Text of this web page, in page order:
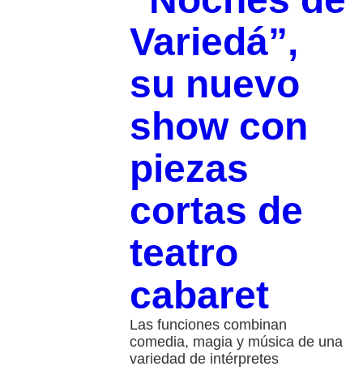
Variedá”,
su nuevo
show con
piezas
cortas de
teatro
cabaret
Las funciones combinan
comedia, magia y música de una
variedad de intérpretes